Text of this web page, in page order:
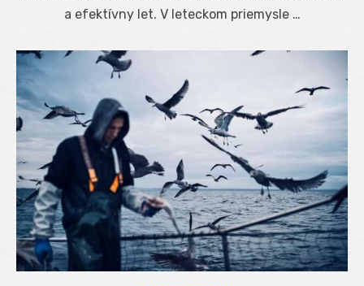
a efektívny let. V leteckom priemysle …